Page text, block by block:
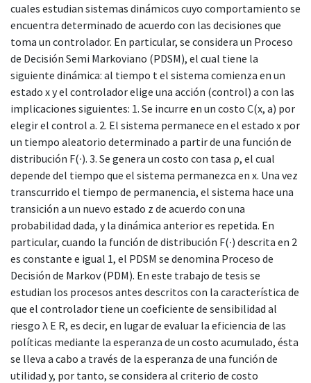
cuales estudian sistemas dinámicos cuyo comportamiento se
encuentra determinado de acuerdo con las decisiones que
toma un controlador. En particular, se considera un Proceso
de Decisión Semi Markoviano (PDSM), el cual tiene la
siguiente dinámica: al tiempo t el sistema comienza en un
estado x y el controlador elige una acción (control) a con las
implicaciones siguientes: 1. Se incurre en un costo C(x, a) por
elegir el control a. 2. El sistema permanece en el estado x por
un tiempo aleatorio determinado a partir de una función de
distribución F(∙). 3. Se genera un costo con tasa ρ, el cual
depende del tiempo que el sistema permanezca en x. Una vez
transcurrido el tiempo de permanencia, el sistema hace una
transición a un nuevo estado z de acuerdo con una
probabilidad dada, y la dinámica anterior es repetida. En
particular, cuando la función de distribución F(∙) descrita en 2
es constante e igual 1, el PDSM se denomina Proceso de
Decisión de Markov (PDM). En este trabajo de tesis se
estudian los procesos antes descritos con la característica de
que el controlador tiene un coeficiente de sensibilidad al
riesgo λ E R, es decir, en lugar de evaluar la eficiencia de las
políticas mediante la esperanza de un costo acumulado, ésta
se lleva a cabo a través de la esperanza de una función de
utilidad y, por tanto, se considera al criterio de costo